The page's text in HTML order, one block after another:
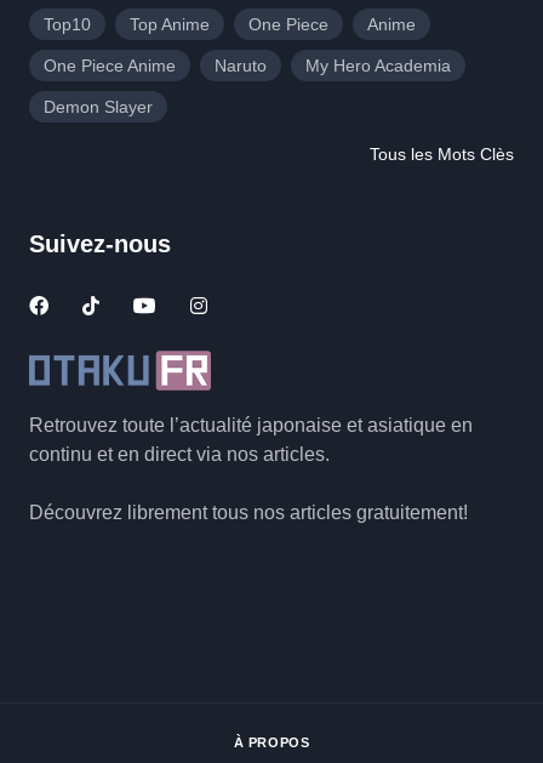
Retrouvez toute l’actualité japonaise et asiatique en
continu et en direct via nos articles.
Découvrez librement tous nos articles gratuitement!
Top10 Top Anime One Piece Anime
One Piece Anime Naruto My Hero Academia
Demon Slayer
Tous les Mots Clès
Suivez-nous
À PROPOS